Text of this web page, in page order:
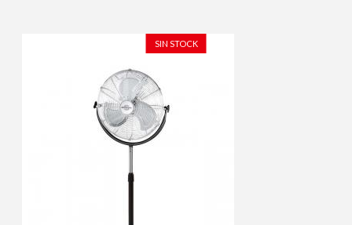
Transporte
SIN STOCK